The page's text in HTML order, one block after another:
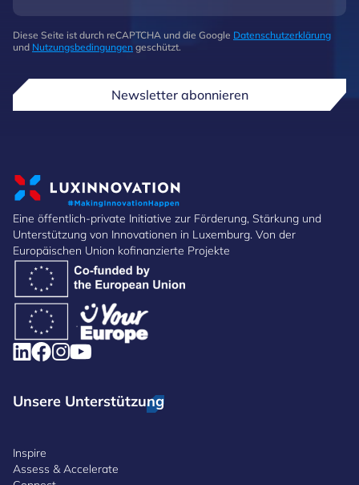
Diese Seite ist durch reCAPTCHA und die Google Datenschutzerklärung
und Nutzungsbedingungen geschützt.
Newsletter abonnieren
Eine öffentlich-private Initiative zur Förderung, Stärkung und
Unterstützung von Innovationen in Luxemburg. Von der
Europäischen Union kofinanzierte Projekte
Unsere Unterstützung
Inspire
Assess & Accelerate